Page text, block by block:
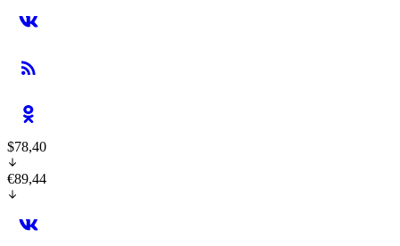
$78,40
€89,44